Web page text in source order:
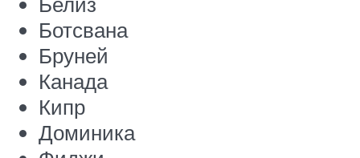
Ботсвана
Бруней
Канада
Кипр
Доминика